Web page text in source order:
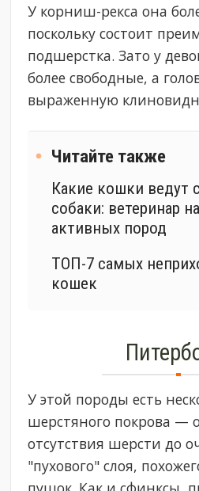
У корниш-рекса она
поскольку состоит
подшерстка. Зато у
более свободные, а
выраженную
Читайте также
Какие кошки ведут
собаки: ветеринар
активных пород
ТОП-7 самых
кошек
У этой породы есть
шерстяного покрова —
отсутствия шерсти до
"пухового" слоя,